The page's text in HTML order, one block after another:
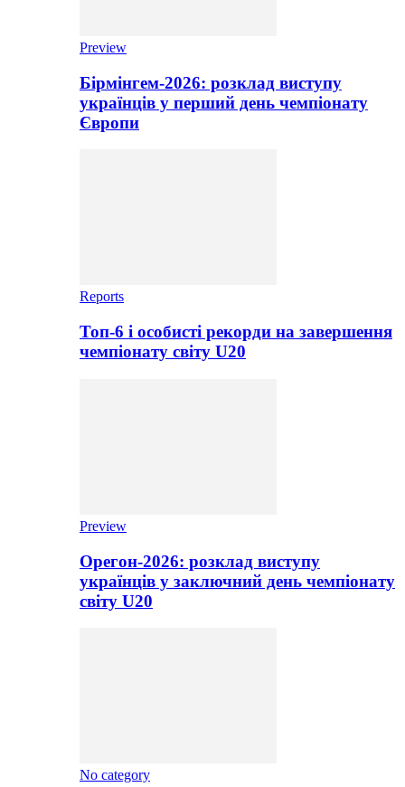
Preview
Бірмінгем-2026: розклад виступу
українців у перший день чемпіонату
Європи
Reports
Топ-6 і особисті рекорди на завершення
чемпіонату світу U20
Preview
Орегон-2026: розклад виступу
українців у заключний день чемпіонату
світу U20
No category